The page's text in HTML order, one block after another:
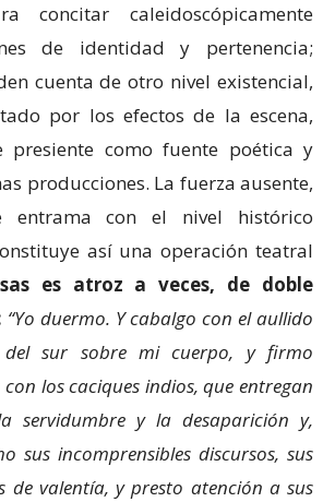
concitar caleidoscópicamente
de identidad y pertenencia;
cuenta de otro nivel existencial,
por los efectos de la escena,
como fuente poética y
producciones. La fuerza ausente,
entrama con el nivel histórico
así una operación teatral
es atroz a veces, de doble
“Yo duermo. Y cabalgo con el aullido
sur sobre mi cuerpo, y firmo
los caciques indios, que entregan
servidumbre y la desaparición y,
sus incomprensibles discursos, sus
de valentía, y presto atención a sus